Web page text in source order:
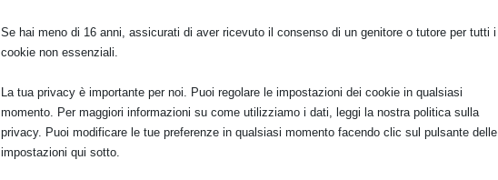
Se hai meno di 16 anni, assicurati di aver ricevuto il consenso di un genitore o tutore per tutti i
cookie non essenziali.
La tua privacy è importante per noi. Puoi regolare le impostazioni dei cookie in qualsiasi
momento. Per maggiori informazioni su come utilizziamo i dati, leggi la nostra politica sulla
privacy. Puoi modificare le tue preferenze in qualsiasi momento facendo clic sul pulsante delle
impostazioni qui sotto.